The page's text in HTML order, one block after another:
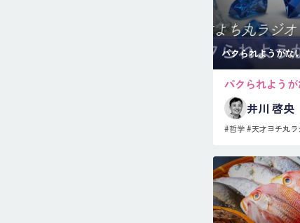
パクられようがな
パクられよう
井川 啓央
#哲学#天才ヨチ丸ラ